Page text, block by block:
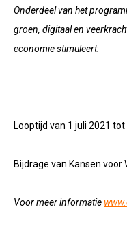
Onderdeelvan het
groen, digitaal en
economie stimuleert.
Looptijd van 1 juli 2021
Bijdrage van Kansen voor
Voor meer informatie